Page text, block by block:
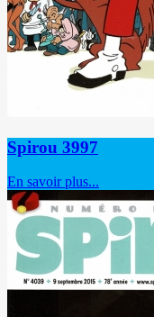
Spirou 3997
En savoir plus...